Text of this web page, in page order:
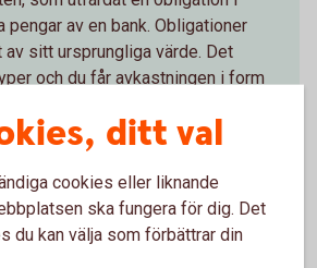
pengar av en bank. Obligationer
av sitt ursprungliga värde. Det
och du får avkastningen i form
ränteplaceringarditt val
cookies eller liknande
ska fungera för dig. Det
du kan välja som förbättrar din